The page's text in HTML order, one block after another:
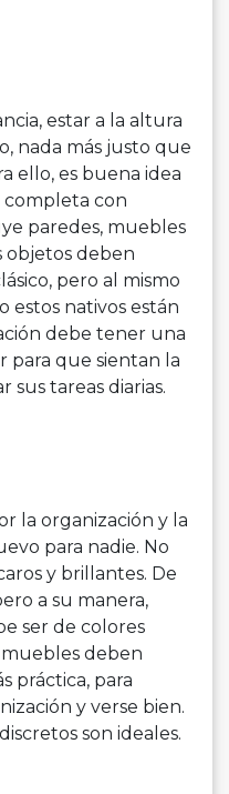
estar a la altura
nada más justo que
ello, es buena idea
con
paredes, muebles
objetos deben
pero al mismo
estos nativos están
debe tener una
para que sientan la
sus tareas diarias.
la organización y la
para nadie. No
y brillantes. De
a su manera,
ser de colores
muebles deben
práctica, para
y verse bien.
son ideales.